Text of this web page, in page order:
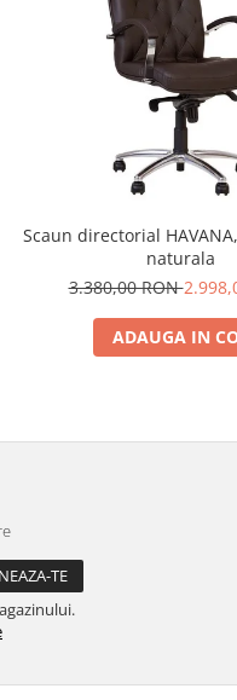
Scaun directorial
naturala
3.380,00 RON
ADAUGA IN